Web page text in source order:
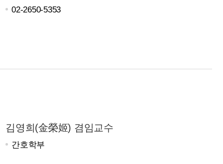
02-2650-5353
김영희(金榮姬) 겸임교수
간호학부